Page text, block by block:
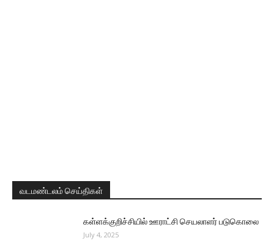
வடமண்டலம் செய்திகள்
கள்ளக்குறிச்சியில் ஊராட்சி செயலாளர் படுகொலை
July 4, 2025